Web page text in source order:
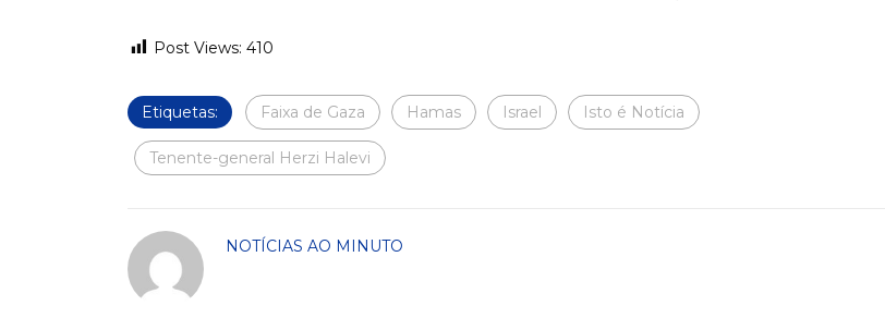
Post Views: 410
Etiquetas: Faixa de Gaza Hamas Israel Isto é Notícia
Tenente-general Herzi Halevi
NOTÍCIAS AO MINUTO